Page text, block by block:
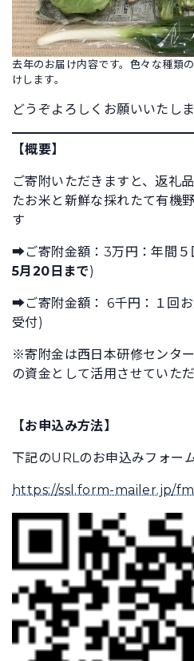
去年のお届け内容です。色々な種類
けします。
どうぞよろしくお願いいたしま
【概要】
ご寄附いただきますと、返礼
たお米と新鮮な採れたて有機
す
➡ご寄附金額：3万円：年間５
5月20日まで)
➡ご寄附金額： 6千円：１回
受付)
※寄附金は西日本研修センタ
の資金として活用させていただ
【お申込み方法】
下記のURLのお申込みフォー
https://ssl.form-mailer.jp/